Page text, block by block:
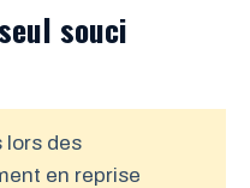
souci
lors des
en reprise